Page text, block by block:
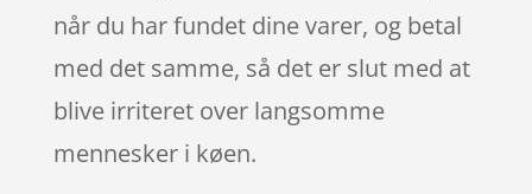
når du har fundet dine varer, og betal
med det samme, så det er slut med at
blive irriteret over langsomme
mennesker i køen.